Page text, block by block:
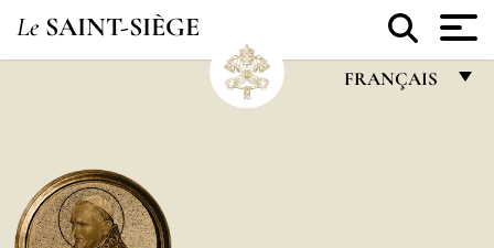
Le SAINT-SIÈGE
FRANÇAIS